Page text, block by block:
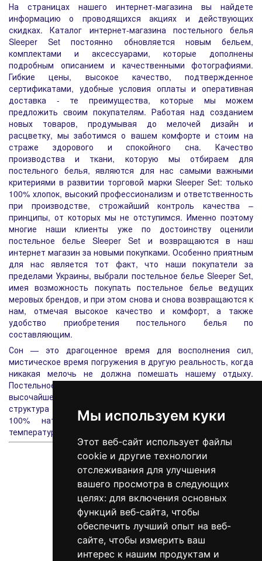
Мы используем куки
Этот веб-сайт использует файлы
cookie и другие технологии
отслеживания для улучшения
вашего просмотра в следующих
целях: для включения основных
функций веб-сайта, чтобы
обеспечить лучший опыт на веб-
сайте, чтобы измерить ваш
интерес к нашим продуктам и
На страницах нашего интернет-магазина вы найдете
информацию о проводящихся акциях и действующих
скидках. Каталог интернет-магазина постельного белья
Sleeper Set постоянно обновляется новым бельем,
комплектами и аксессуарами, которые дополнены
подробным описанием и качественными фотографиями.
Гибкие цены, высокое качество, подтвержденное
сертификатами, удобные условия оплаты и оперативная
доставка - те преимущества, которые мы можем
предложить своим покупателям. Работая над созданием
новых товаров, продумывая до мелочей дизайн и
расцветку, мы заботимся о вашем комфорте и стоим на
страже здорового и спокойного сна. Качество
производства и ткани, которую мы отбираем для
постельного белья, являются для нас самыми важными
критериями в развитии торговой марки Sleeper Set: только
100% хлопок, высокий профессионализм и ответственность
при производстве, строжайший контроль качества –
принципы, от которых мы не отступимся. Именно поэтому
многие наши клиенты уже по достоинству оценили
постельное белье Sleeper Set и возвращаются в наш
интернет магазин за новыми покупками. Особенно приятным
для нас является тот факт, что наши покупатели за
пределами Украины, выбрали постельное белье Sleeper Set,
имея возможность покупать постельное белье ведущих
меровых брендов, и при этом снова и снова возвращаются к
нам, отмечая высокое качество и комфорт, а также
удобство приобретения постельного белья по
составляющим.
Сон — это драгоценное время для восполнения сил,
мистическое время погружения в другую реальность, когда
никакая мелочь не должна помешать нашему отдыху.
Постельное белье из сатина
высочайшего качества нежно окутает Вас, его шелковистая
структура поспособствует полнейшему расслаблению, а
100% натуральный состав ткани создаст особый
температурный комфорт.